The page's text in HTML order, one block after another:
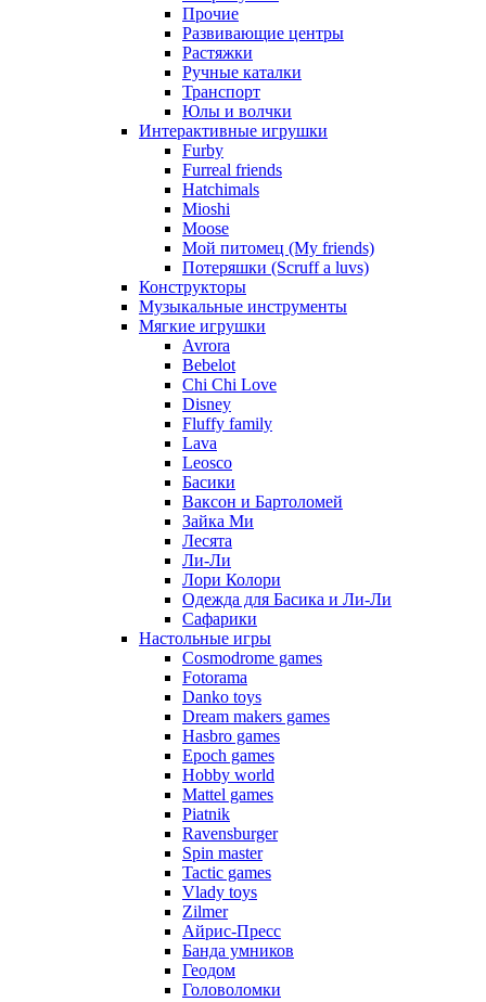
Прочие
Развивающие центры
Растяжки
Ручные каталки
Транспорт
Юлы и волчки
Интерактивные игрушки
Furby
Furreal friends
Hatchimals
Mioshi
Moose
Мой питомец (My friends)
Потеряшки (Scruff a luvs)
Конструкторы
Музыкальные инструменты
Мягкие игрушки
Avrora
Bebelot
Chi Chi Love
Disney
Fluffy family
Lava
Leosco
Басики
Ваксон и Бартоломей
Зайка Ми
Лесята
Ли-Ли
Лори Колори
Одежда для Басика и Ли-Ли
Сафарики
Настольные игры
Cosmodrome games
Fotorama
Danko toys
Dream makers games
Hasbro games
Epoch games
Hobby world
Mattel games
Piatnik
Ravensburger
Spin master
Tactic games
Vlady toys
Zilmer
Айрис-Пресс
Банда умников
Геодом
Головоломки